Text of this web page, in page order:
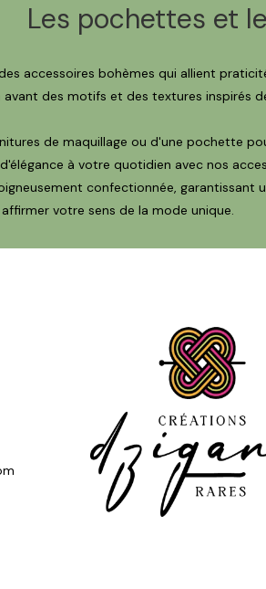
Les pochettes et
accessoires bohèmes qui allient
des motifs et des textures
de maquillage ou d'une pochette
à votre quotidien avec nos
confectionnée,
votre sens de la mode unique.